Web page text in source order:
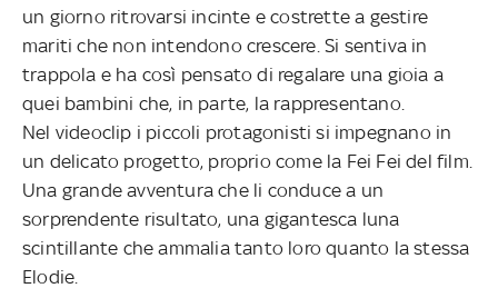
un giorno ritrovarsi incinte e costrette a gestire
mariti che non intendono crescere. Si sentiva in
trappola e ha così pensato di regalare una gioia a
quei bambini che, in parte, la rappresentano.
Nel videoclip i piccoli protagonisti si impegnano in
un delicato progetto, proprio come la Fei Fei del film.
Una grande avventura che li conduce a un
sorprendente risultato, una gigantesca luna
scintillante che ammalia tanto loro quanto la stessa
Elodie.